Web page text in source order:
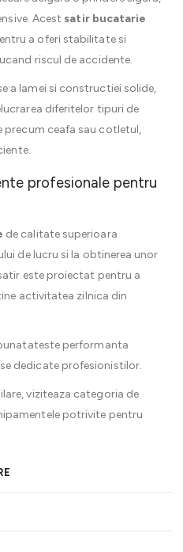
Acest satir bucatarie
a oferi stabilitate si
riscul de accidente.
a lamei si constructiei solide,
diferitelor tipuri de
precum ceafa sau cotletul,
profesionale pentru
de calitate superioara
de lucru si la obtinerea unor
este proiectat pentru a
activitatea zilnica din
performanta
dedicate profesionistilor.
viziteaza categoria de
potrivite pentru